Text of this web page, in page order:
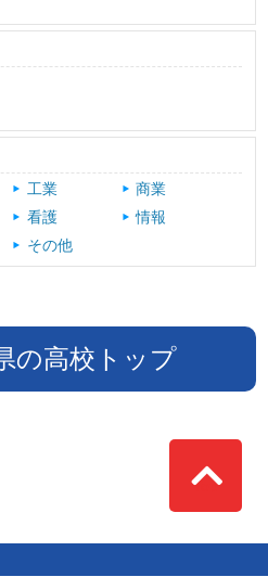
工業
商業
看護
情報
その他
の高校トップ
Top